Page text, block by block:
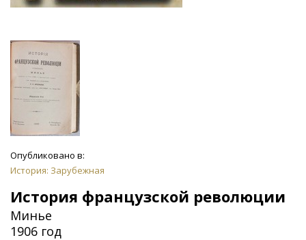
Опубликовано в:
История: Зарубежная
История французской революции
Минье
1906 год